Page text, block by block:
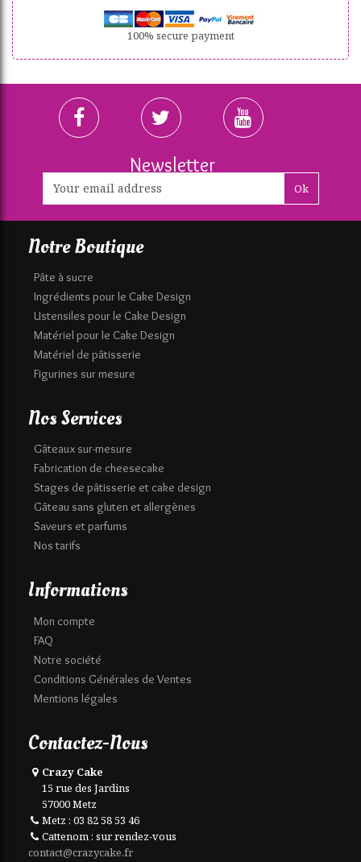
100% secure payment
Newsletter
Ok
Notre Boutique
Pâte à sucre
Ingrédients pour le Cake Design
Ustensiles pour le Cake Design
Matériel pour le Cake Design
Matériel de pâtisserie
Figurines sur mesure
Nos Services
Gâteaux sur-mesure
Fabrication de cheesecake
Stages de pâtisserie et cake design
Gâteau sans gluten et allergènes
Saveurs et parfums
Nos tarifs
Informations
Mon compte
FAQ
Notre société
Conditions Générales de Ventes
Mentions légales
Contactez-Nous
Crazy Cake
15 rue des Jardins
57000 Metz
Metz : 03 82 58 53 46
Cattenom : sur rendez-vous
contact@crazycake.fr